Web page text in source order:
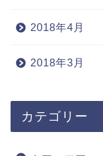
2018年4月
2018年3月
カテゴリー